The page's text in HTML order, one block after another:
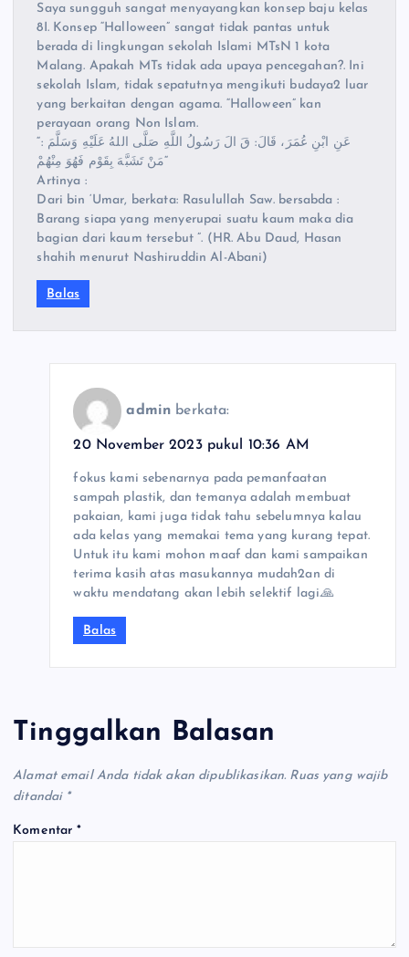
Saya sungguh sangat menyayangkan konsep baju kelas
8I. Konsep “Halloween” sangat tidak pantas untuk
berada di lingkungan sekolah Islami MTsN 1 kota
Malang. Apakah MTs tidak ada upaya pencegahan?. Ini
sekolah Islam, tidak sepatutnya mengikuti budaya2 luar
yang berkaitan dengan agama. “Halloween” kan
perayaan orang Non Islam.
“عَنِ ابْنِ عُمَرَ، قَالَ: قَ الَ رَسُولُ اللَّهِ صَلَّى اللهُ عَلَيْهِ وَسَلَّمَ :
“مَنْ تَشَبَّهَ بِقَوْم فَهُوَ مِنْهُمْ
Artinya :
Dari bin ‘Umar, berkata: Rasulullah Saw. bersabda :
Barang siapa yang menyerupai suatu kaum maka dia
bagian dari kaum tersebut ”. (HR. Abu Daud, Hasan
shahih menurut Nashiruddin Al-Abani)
Balas
admin berkata:
20 November 2023 pukul 10:36 AM
fokus kami sebenarnya pada pemanfaatan
sampah plastik, dan temanya adalah membuat
pakaian, kami juga tidak tahu sebelumnya kalau
ada kelas yang memakai tema yang kurang tepat.
Untuk itu kami mohon maaf dan kami sampaikan
terima kasih atas masukannya mudah2an di
waktu mendatang akan lebih selektif lagi.🙏
Balas
Tinggalkan Balasan
Alamat email Anda tidak akan dipublikasikan. Ruas yang wajib
ditandai *
Komentar*